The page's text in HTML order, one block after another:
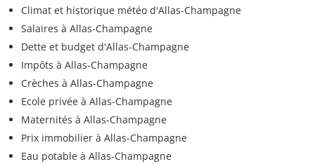
Climat et historique météo d'Allas-Champagne
Salaires à Allas-Champagne
Dette et budget d'Allas-Champagne
Impôts à Allas-Champagne
Crèches à Allas-Champagne
Ecole privée à Allas-Champagne
Maternités à Allas-Champagne
Prix immobilier à Allas-Champagne
Eau potable à Allas-Champagne